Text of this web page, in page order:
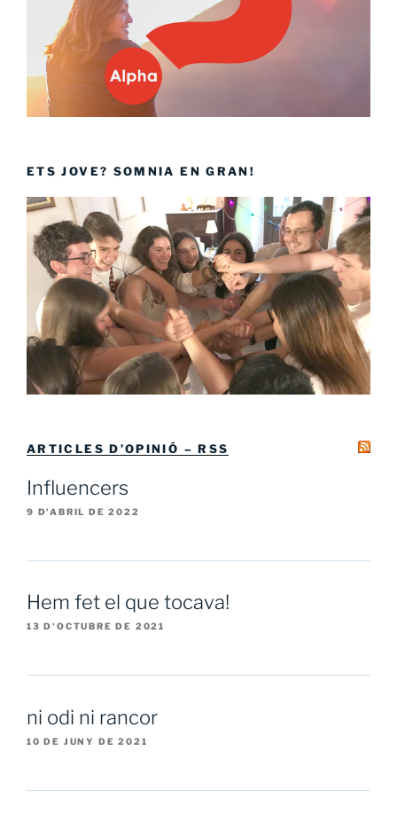
ETS JOVE? SOMNIA EN GRAN!
ARTICLES D’OPINIÓ – RSS
Influencers
9 D'ABRIL DE 2022
Hem fet el que tocava!
13 D'OCTUBRE DE 2021
ni odi ni rancor
10 DE JUNY DE 2021